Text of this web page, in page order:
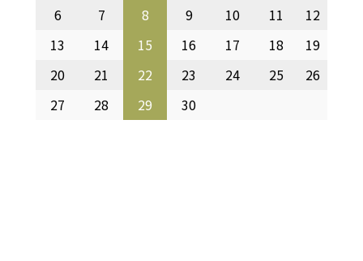
6
7 8 9 10 11
12
13
14 15 16 17 18
19
20
21 22 23 24 25
26
27
28 29 30